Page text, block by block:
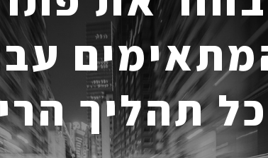
תהליך